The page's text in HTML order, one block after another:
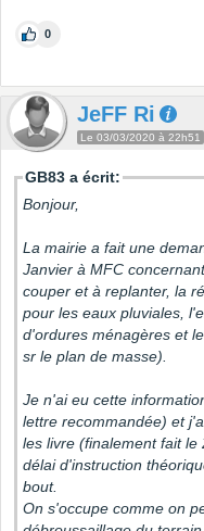
0
JeFF Ri
Le 03/03/2020 à 22h51
GB83 a écrit:
Bonjour,
La mairie a fait une
Janvier à MFC
couper et à replanter, la
pour les eaux pluviales,
d'ordures ménagères et
sr le plan de masse).
Je n'ai eu cette
lettre recommandée) et
les livre (finalement fait
délai d'instruction
bout.
On s'occupe comme on